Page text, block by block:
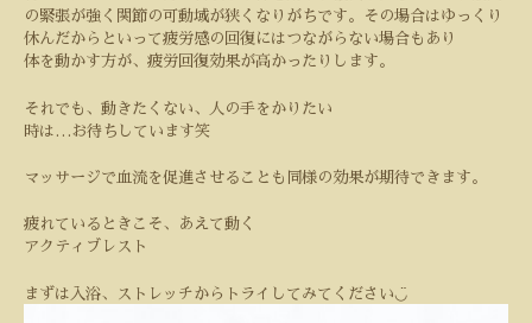
の緊張が強く関節の可動域が狭くなりがちです。その場合はゆっくり
休んだからといって疲労感の回復にはつながらない場合もあり
体を動かす方が、疲労回復効果が高かったりします。
それでも、動きたくない、人の手をかりたい
時は …お待ちしています笑
マッサージで血流を促進させることも同様の効果が期待できます。
疲れているときこそ、あえて動く
アクティブレスト
まずは入浴、ストレッチからトライしてみてください◡̈